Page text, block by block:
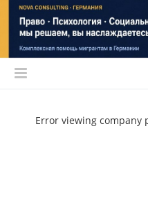
Error viewing company